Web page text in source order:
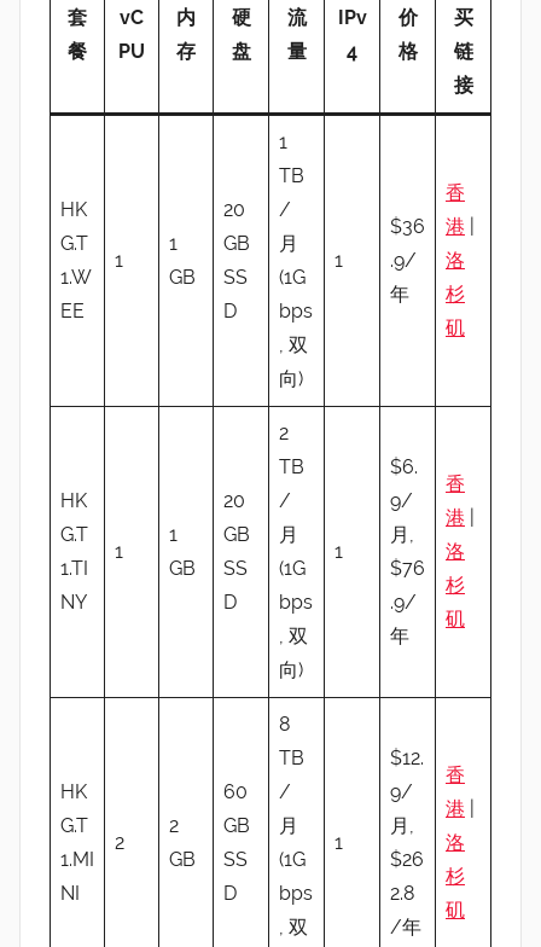
套
餐
vC
PU
内
存
硬
盘
流
量
IPv
4
价
格
买
链
接
HK
G.T
1.W
EE
1
1
GB
20
GB
SS
D
1
TB
/
月
(1G
bps
, 双
向)
1
$36
.9/
年
香
港
洛
杉
矶
HK
G.T
1.TI
NY
1
1
GB
20
GB
SS
D
2
TB
/
月
(1G
bps
, 双
向)
1
$6.
9/
月,
$76
.9/
年
香
港
洛
杉
矶
HK
G.T
1.MI
NI
2
2
GB
60
GB
SS
D
8
TB
/
月
(1G
bps
, 双
1
$12.
9/
月,
$26
2.8
/年
香
港
洛
杉
矶